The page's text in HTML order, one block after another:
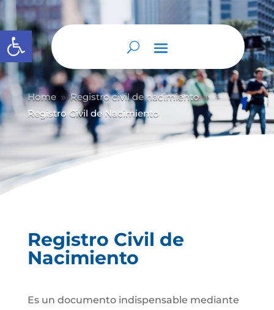
Abrir barra de herramientas
Home 9 Registro civil de nacimiento 9
Registro Civil de Nacimiento
Registro Civil de
Nacimiento
Es un documento indispensable mediante